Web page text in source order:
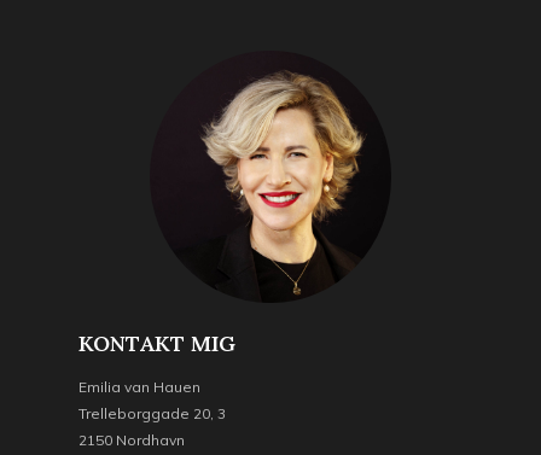
KONTAKT MIG
Emilia van Hauen
Trelleborggade 20, 3
2150 Nordhavn